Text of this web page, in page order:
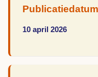
Publicatiedatum
10 april 2026